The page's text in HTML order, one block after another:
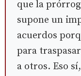
que la
supone un
acuerdos
para
a otros. Eso